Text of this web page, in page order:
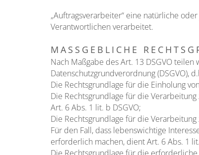
„Auftragsverarbeiter“ eine natürliche
Verantwortlichen verarbeitet.
MASSGEBLICHE
Nach Maßgabe des Art. 13 DSGVO
Datenschutzgrundverordnung (DSGVO),
Die Rechtsgrundlage für die Einholung
Die Rechtsgrundlage für die
Art. 6 Abs. 1 lit. b DSGVO;
Die Rechtsgrundlage für die
Für den Fall, dass lebenswichtige
erforderlich machen, dient Art. 6 Abs. 1